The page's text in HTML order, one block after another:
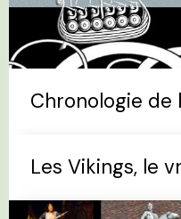
Chronologie de
Les Vikings, le